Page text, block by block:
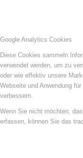
Google Analytics Cookies
Diese Cookies sammeln
verwendet werden, um zu
oder wie effektiv unsere
Webseite und Anwendung
verbessern.
Wenn Sie nicht möchten,
erfassen, können Sie das